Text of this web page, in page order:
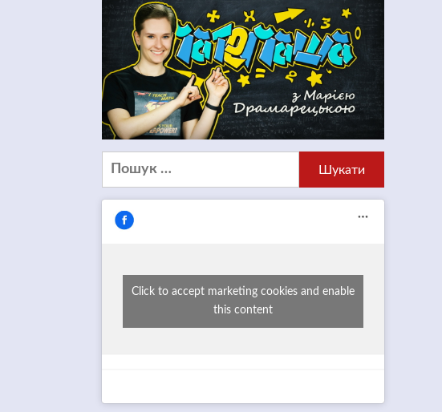
Пошук:
Click to accept marketing cookies and enable
this content